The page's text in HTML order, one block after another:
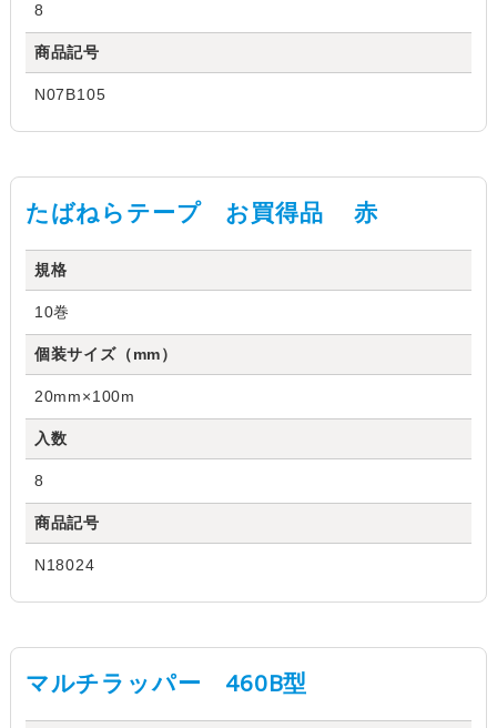
8
商品記号
N07B105
たばねらテープ お買得品 赤
規格
10巻
個装サイズ（mm）
20mm×100m
入数
8
商品記号
N18024
マルチラッパー 460B型